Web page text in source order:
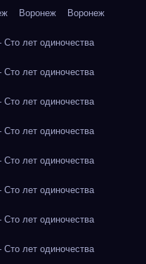
Воронеж Воронеж
лет одиночества
лет одиночества
лет одиночества
лет одиночества
лет одиночества
лет одиночества
лет одиночества
лет одиночества